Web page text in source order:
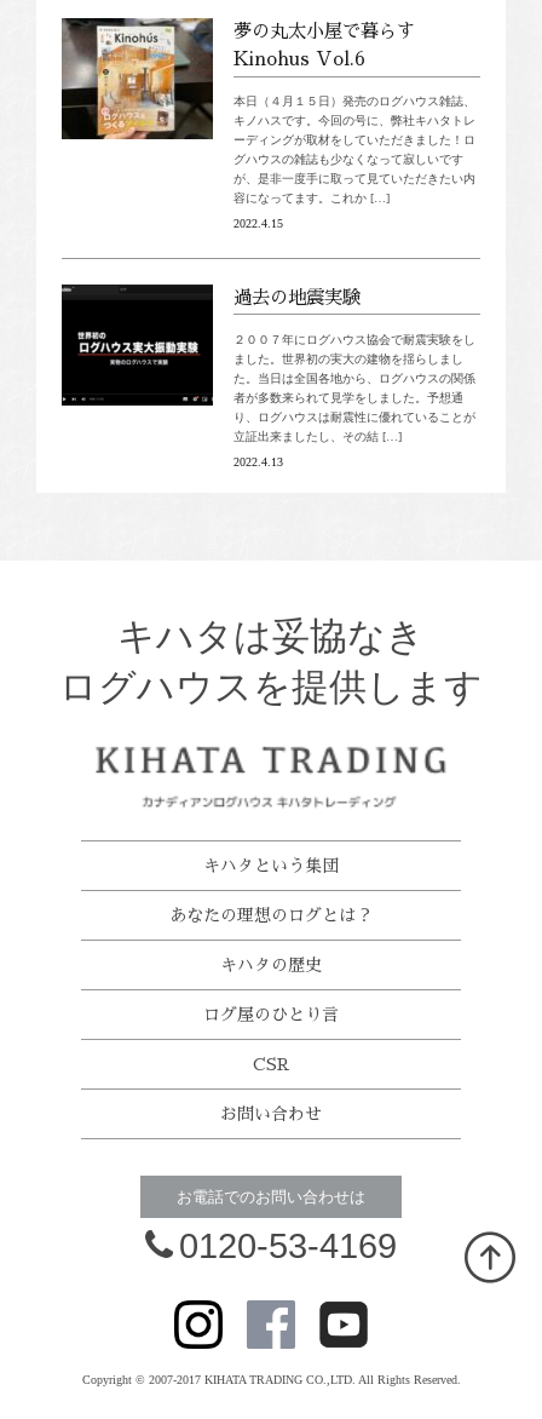
夢の丸太小屋で暮らす
Kinohus Vol.6
本日（４月１５日）発売のログハウス雑誌、
キノハスです。今回の号に、弊社キハタトレ
ーディングが取材をしていただきました！ロ
グハウスの雑誌も少なくなって寂しいです
が、是非一度手に取って見ていただきたい内
容になってます。これか […]
2022.4.15
過去の地震実験
２００７年にログハウス協会で耐震実験をし
ました。世界初の実大の建物を揺らしまし
た。当日は全国各地から、ログハウスの関係
者が多数来られて見学をしました。予想通
り、ログハウスは耐震性に優れていることが
立証出来ましたし、その結 […]
2022.4.13
キハタは妥協なき
ログハウスを提供します
キハタという集団
あなたの理想のログとは？
キハタの歴史
ログ屋のひとり言
CSR
お問い合わせ
お電話でのお問い合わせは
0120-53-4169
Copyright © 2007-2017 KIHATA TRADING CO.,LTD. All Rights Reserved.